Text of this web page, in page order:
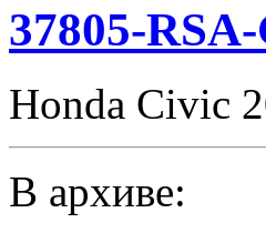
37805-
Honda Civic
В архиве: